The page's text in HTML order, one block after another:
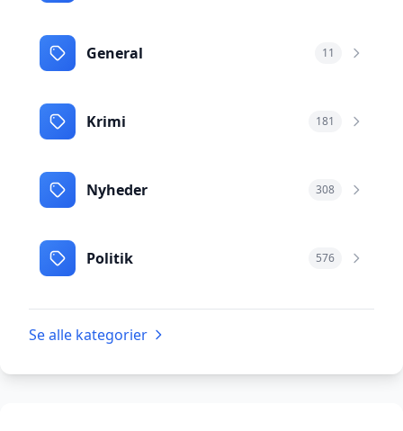
General 11
Krimi 181
Nyheder 308
Politik 576
Se alle kategorier